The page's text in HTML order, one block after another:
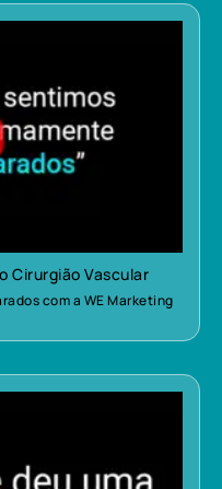
Cirurgião Vascular
com a WE Marketing